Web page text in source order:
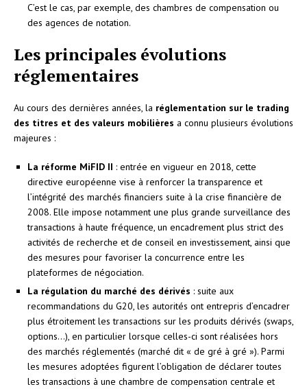
C’est le cas, par exemple, des chambres de compensation ou
des agences de notation.
Les principales évolutions
réglementaires
Au cours des dernières années, la réglementation sur le trading
des titres et des valeurs mobilières a connu plusieurs évolutions
majeures :
La réforme MiFID II : entrée en vigueur en 2018, cette
directive européenne vise à renforcer la transparence et
l’intégrité des marchés financiers suite à la crise financière de
2008. Elle impose notamment une plus grande surveillance des
transactions à haute fréquence, un encadrement plus strict des
activités de recherche et de conseil en investissement, ainsi que
des mesures pour favoriser la concurrence entre les
plateformes de négociation.
La régulation du marché des dérivés : suite aux
recommandations du G20, les autorités ont entrepris d’encadrer
plus étroitement les transactions sur les produits dérivés (swaps,
options…), en particulier lorsque celles-ci sont réalisées hors
des marchés réglementés (marché dit « de gré à gré »). Parmi
les mesures adoptées figurent l’obligation de déclarer toutes
les transactions à une chambre de compensation centrale et